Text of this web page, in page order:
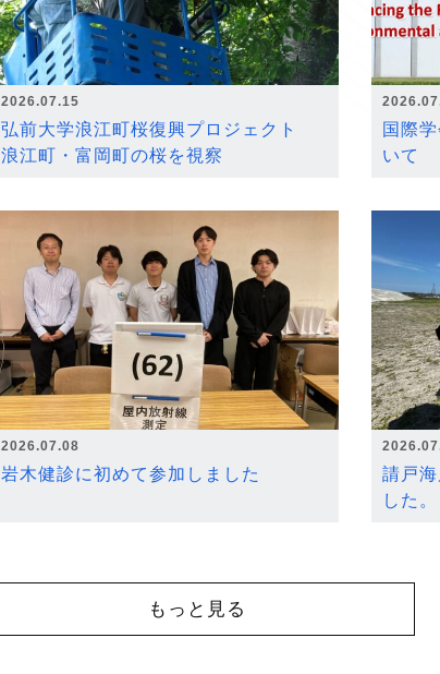
2026.07.15
弘前大学浪江町桜復興プロジェクト
浪江町・富岡町の桜を視察
国際
いて
2026.07.08
岩木健診に初めて参加しました
請戸
した。
もっと見る